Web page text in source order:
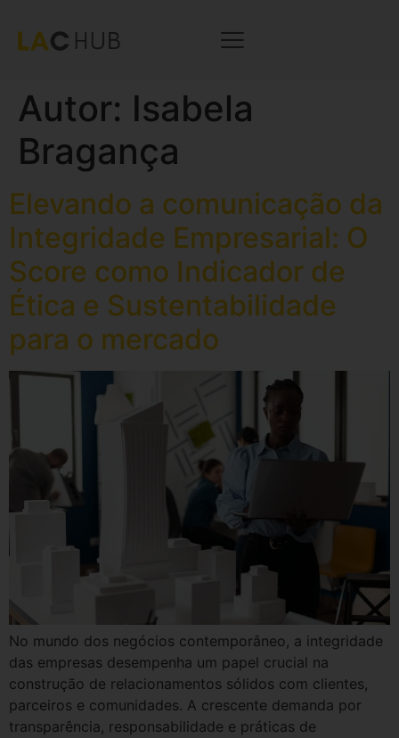
Autor: Isabela
Bragança
Elevando a comunicação da
Integridade Empresarial: O
Score como Indicador de
Ética e Sustentabilidade
para o mercado
No mundo dos negócios contemporâneo, a integridade
das empresas desempenha um papel crucial na
construção de relacionamentos sólidos com clientes,
parceiros e comunidades. A crescente demanda por
transparência, responsabilidade e práticas de